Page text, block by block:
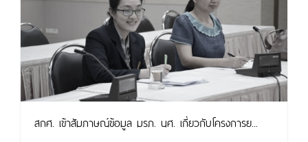
สกศ. เข้าสัมภาษณ์ข้อมูล มรภ. นศ. เกี่ยวกับโครงการย...